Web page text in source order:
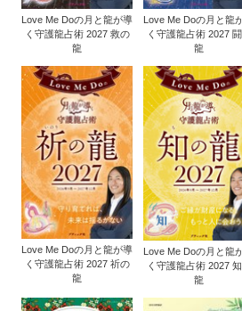
Love Me Doの月と龍が導
く守護龍占術 2027 救の
龍
Love Me Doの月と龍
く守護龍占術 2027
龍
Love Me Doの月と龍が導
く守護龍占術 2027 祈の
龍
Love Me Doの月と龍
く守護龍占術 2027
龍